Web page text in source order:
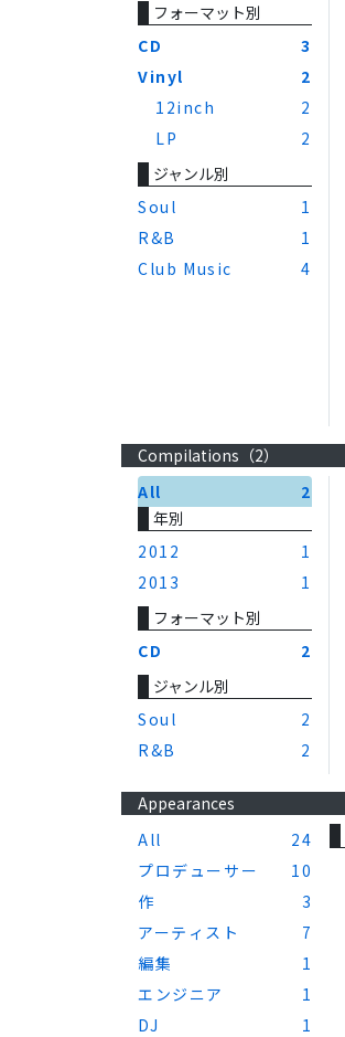
フォーマット別
CD
3
Vinyl
2
12inch
2
LP
2
ジャンル別
Soul
1
R&B
1
Club Music
4
Compilations（2）
All
2
年別
2012
1
2013
1
フォーマット別
CD
2
ジャンル別
Soul
2
R&B
2
Appearances
All
24
プロデューサー
10
作
3
アーティスト
7
編集
1
エンジニア
1
DJ
1